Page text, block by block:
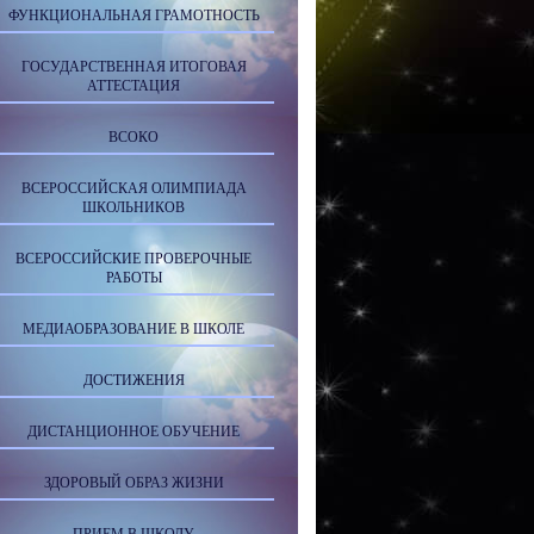
ФУНКЦИОНАЛЬНАЯ ГРАМОТНОСТЬ
ГОСУДАРСТВЕННАЯ ИТОГОВАЯ
АТТЕСТАЦИЯ
ВСОКО
ВСЕРОССИЙСКАЯ ОЛИМПИАДА
ШКОЛЬНИКОВ
ВСЕРОССИЙСКИЕ ПРОВЕРОЧНЫЕ
РАБОТЫ
МЕДИАОБРАЗОВАНИЕ В ШКОЛЕ
ДОСТИЖЕНИЯ
ДИСТАНЦИОННОЕ ОБУЧЕНИЕ
ЗДОРОВЫЙ ОБРАЗ ЖИЗНИ